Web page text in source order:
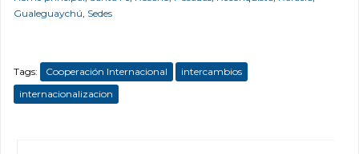
Gualeguaychú, Sedes
Tags: Cooperación Internacional
intercambios
internacionalizacion